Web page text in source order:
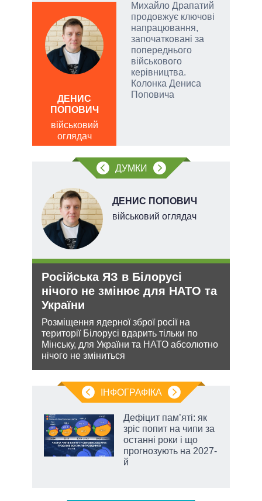
Михайло Драпатий
продовжує ключові
напрацювання,
започатковані за
попереднього
військового
керівництва.
Колонка Дениса
Поповича
ДЕНИС
ПОПОВИЧ
військовий
оглядач
ДУМКИ
ДЕНИС ПОПОВИЧ
військовий оглядач
Російська ЯЗ в Білорусі
нічого не змінює для НАТО та
України
Розміщення ядерної зброї росії на
території Білорусі вдарить тільки по
Мінську, для України та НАТО абсолютно
нічого не зміниться
ІНФОГРАФІКА
Дефіцит пам’яті: як
зріс попит на чипи за
останні роки і що
прогнозують на 2027-
й